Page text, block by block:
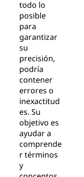
todo lo
posible
para
garantizar
su
precisión,
podría
contener
errores o
inexactitud
es. Su
objetivo es
ayudar a
comprende
r términos
y